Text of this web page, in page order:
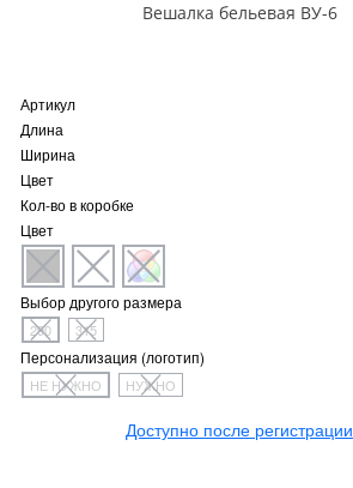
Вешалка бельевая ВУ-6
Артикул
Длина
Ширина
Цвет
Кол-во в коробке
Цвет
Выбор другого размера
290 315
Персонализация (логотип)
НЕ НУЖНО НУЖНО
Доступно после регистрации